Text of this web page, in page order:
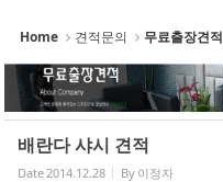
Home 견적문의 무료출장견적
배란다 샤시 견적
Date 2014.12.28 By 이정자
- 온라인견적
- 무료출장견적
- 인테리어셀프자동견적